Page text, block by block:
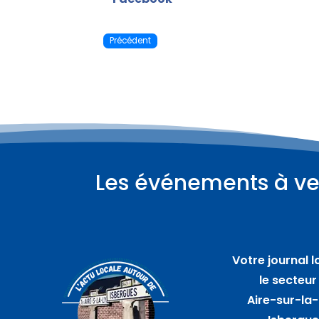
Précédent
Les événements à
Compétition de Hoopers –
WITTES
Votre journal
le
Aire-sur-